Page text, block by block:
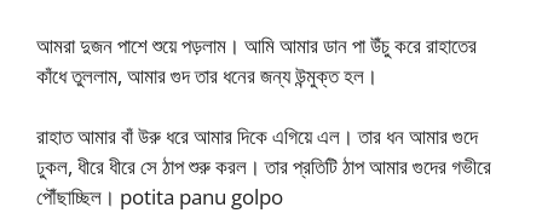
আমরা দুজন পাশে শুয়ে পড়লাম। আমি আমার ডান পা উঁচু করে রাহাতের
কাঁধে তুললাম, আমার গুদ তার ধনের জন্য উন্মুক্ত হল।
রাহাত আমার বাঁ উরু ধরে আমার দিকে এগিয়ে এল। তার ধন আমার গুদে
ঢুকল, ধীরে ধীরে সে ঠাপ শুরু করল। তার প্রতিটি ঠাপ আমার গুদের গভীরে
পৌঁছাচ্ছিল। potita panu golpo